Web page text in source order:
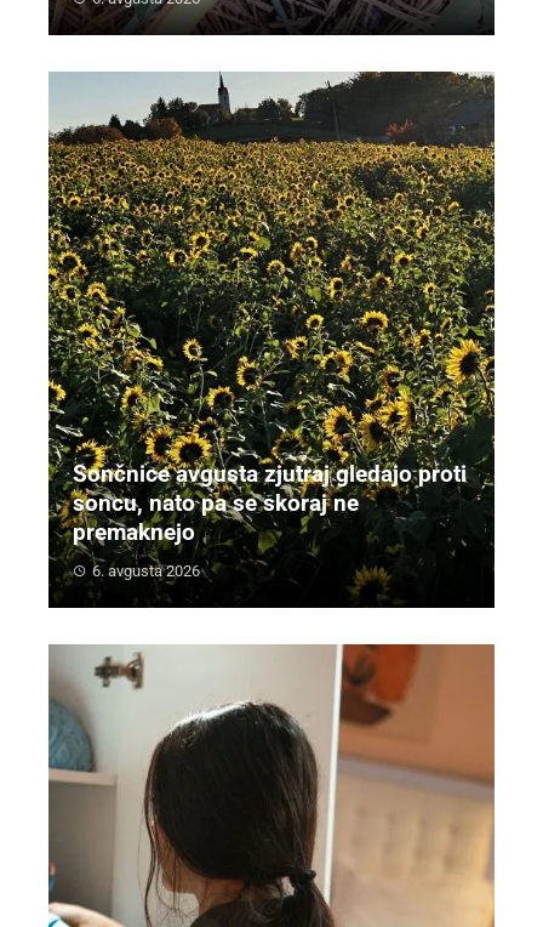
Sončnice avgusta zjutraj gledajo proti
soncu, nato pa se skoraj ne
premaknejo
6. avgusta 2026